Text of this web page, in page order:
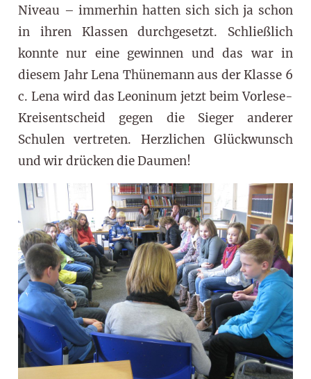
Niveau – immerhin hatten sich sich ja schon
in ihren Klassen durchgesetzt. Schließlich
konnte nur eine gewinnen und das war in
diesem Jahr Lena Thünemann aus der Klasse 6
c. Lena wird das Leoninum jetzt beim Vorlese-
Kreisentscheid gegen die Sieger anderer
Schulen vertreten. Herzlichen Glückwunsch
und wir drücken die Daumen!